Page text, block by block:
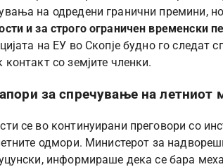
на одредени гранични премини,
и за строго ограничен временски
на ЕУ во Скопје будно го следат
со земјите членки.
за спречување на летниот
се во континуирани преговори со
одмори. Министерот за
информираше дека се бара